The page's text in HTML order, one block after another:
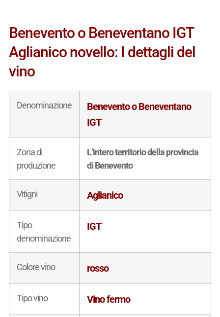
Benevento o Beneventano IGT
Aglianico novello: I dettagli del
vino
Denominazione
Benevento o Beneventano
IGT
Zona di
produzione
L’intero territorio della provincia
di Benevento
Vitigni Aglianico
Tipo
denominazione
IGT
Colore vino rosso
Tipo vino Vino fermo